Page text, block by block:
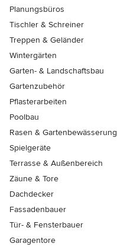
Planungsbüros
Tischler & Schreiner
Treppen & Geländer
Wintergärten
Garten- & Landschaftsbau
Gartenzubehör
Pflasterarbeiten
Poolbau
Rasen & Gartenbewässerung
Spielgeräte
Terrasse & Außenbereich
Zäune & Tore
Dachdecker
Fassadenbauer
Tür- & Fensterbauer
Garagentore